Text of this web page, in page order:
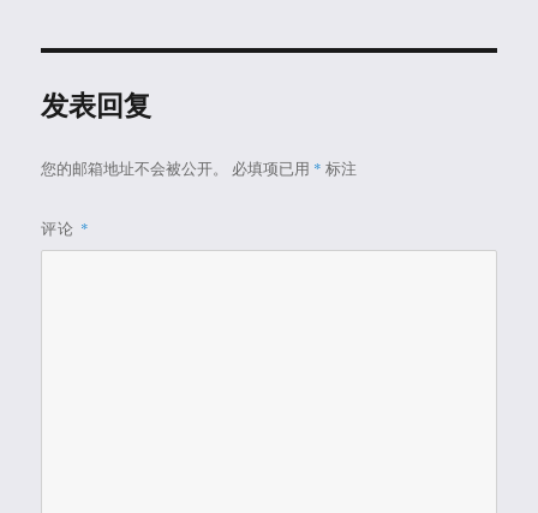
发表回复
您的邮箱地址不会被公开。 必填项已用 * 标注
评论 *